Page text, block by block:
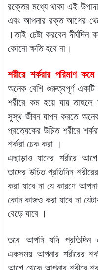
রক্তের মধ্যে থাকা এই
এবং আপনার রক্ত আগের
।তাই চেষ্টা করবেন
কোনো ক্ষতি হবে না।
শরীরে শর্করার পরিমাণ কমে
অনেক বেশি গুরুত্বপূর্ণ একটি
শরীরে কম হয়ে যায় তাহলে
সুস্থ জীবন যাপন করতে
প্রত্যেকের উচিত শরীরে
শর্করা চেক করা ।
এছাড়াও যাদের শরীরে
তাদের উচিত প্রতিদিন
করা যাবে না যে কারণে
কোন কাজও করা যাবে না
বেড়ে যাবে ।
তবে আপনি যদি প্রতিদিন
একসময় আপনার শরীরের
আগে থেকে আপনার শরীরে